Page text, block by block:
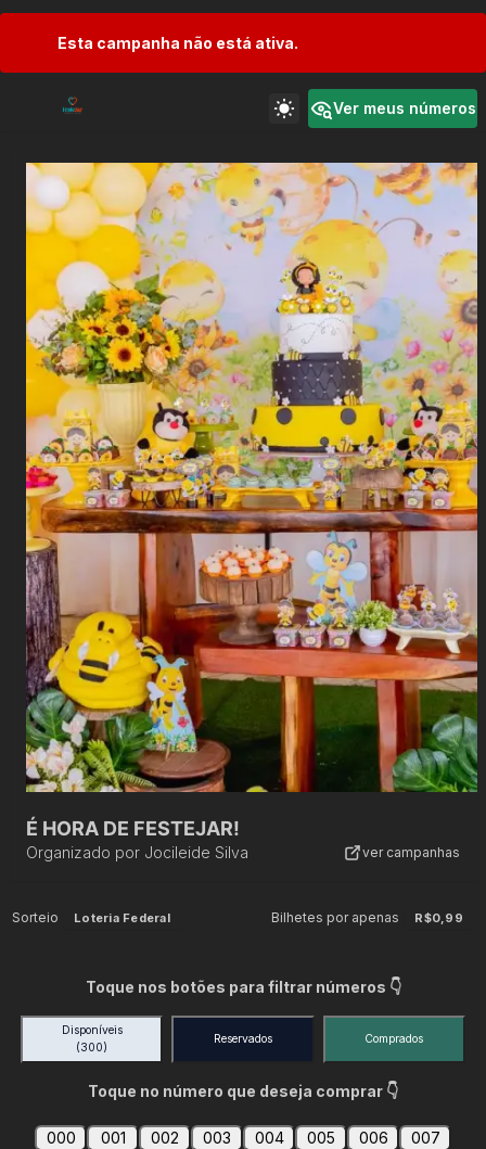
Esta campanha não está ativa.
Ver meus números
É HORA DE FESTEJAR!
Organizado por Jocileide Silva ver campanhas
Sorteio Loteria Federal Bilhetes por apenas R$0,99
Toque nos botões para filtrar números 👇
Disponíveis
(300)
Reservados Comprados
Toque no número que deseja comprar 👇
000 001 002 003 004 005 006
007